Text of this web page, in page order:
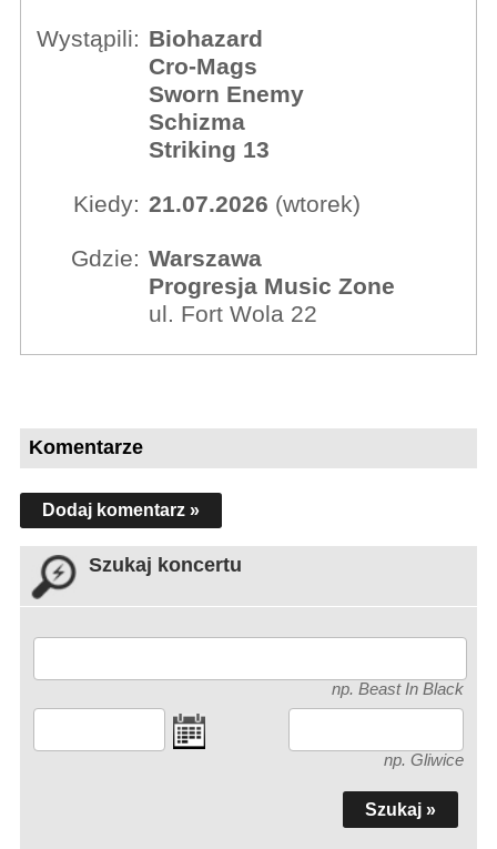
Wystąpili: Biohazard
Cro-Mags
Sworn Enemy
Schizma
Striking 13
Kiedy: 21.07.2026 (wtorek)
Gdzie: Warszawa
Progresja Music Zone
ul. Fort Wola 22
Komentarze
Dodaj komentarz »
Szukaj koncertu
np. Beast In Black
np. Gliwice